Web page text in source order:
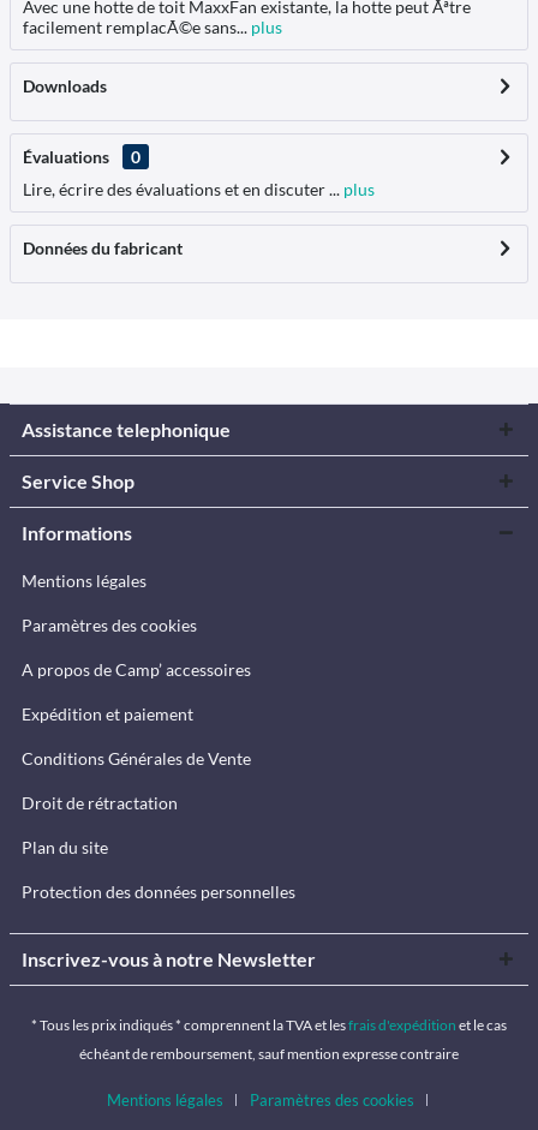
Avec une hotte de toit MaxxFan existante, la hotte peut Ãªtre
facilement remplacÃ©e sans... plus
Downloads
Évaluations
0
Lire, écrire des évaluations et en discuter ... plus
Données du fabricant
Assistance telephonique
Service Shop
Informations
Mentions légales
Paramètres des cookies
A propos de Camp’ accessoires
Expédition et paiement
Conditions Générales de Vente
Droit de rétractation
Plan du site
Protection des données personnelles
Inscrivez-vous à notre Newsletter
* Tous les prix indiqués * comprennent la TVA et lesfrais d'expédition et le cas
échéant de remboursement, sauf mention expresse contraire
Mentions légales
Paramètres des cookies